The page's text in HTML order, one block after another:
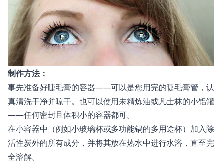
制作方法：
事先准备好睫毛膏的容器——可以是您用完的睫毛膏管，认
真清洗干净并晾干。也可以使用未精炼油或凡士林的小铝罐
——任何密封且体积小的容器都可。
在小容器中（例如小玻璃杯或多功能锅的多用途杯）加入除
活性炭外的所有成分，并将其放在热水中进行水浴，直至完
全溶解。